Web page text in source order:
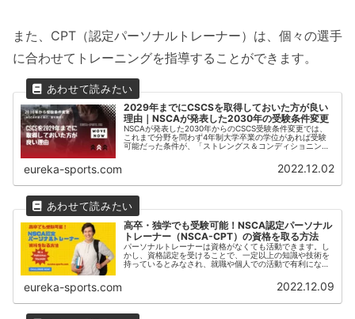
また、CPT（認定パーソナルトレーナー）は、個々の選手
に合わせてトレーニングを指導することができます。
2029年までにCSCSを取得しておいた方が良い
理由｜NSCAが発表した2030年の受験条件変更
NSCAが発表した2030年からのCSCS受験条件変更では、
これまで分野を問わず4年制大学卒業の学位があれば受験
可能だった条件が、「ストレングス＆コンディショニング
取得のためにはNSCA認定の教育プログラム修了が必須と
なり、従来よりも専門性が重視される形へ。既存の資格保
奨されます。
eureka-sports.com 2022.12.02
高卒・独学でも受験可能！NSCA認定パーソナル
トレーナー（NSCA-CPT）の資格を取る方法
パーソナルトレーナーは資格がなくても活動できます。し
かし、資格認定を受けることで、一定以上の知識や技術を
持っているとみなされ、就職や個人での活動で有利になり
ーがあります。今回はパーソナルトレーナーの資格取得方
eureka-sports.com 2022.12.09